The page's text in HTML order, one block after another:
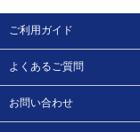
ご利用ガイド
よくあるご質問
お問い合わせ